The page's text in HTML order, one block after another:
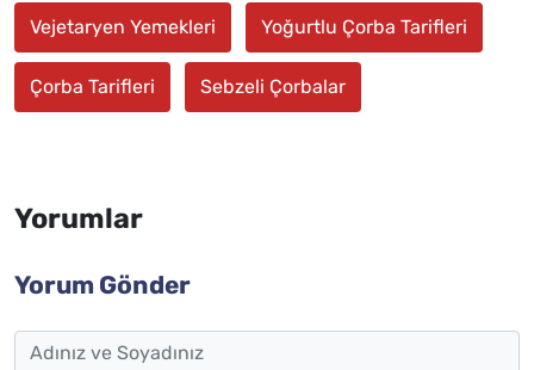
Vejetaryen Yemekleri Yoğurtlu Çorba Tarifleri
Çorba Tarifleri Sebzeli Çorbalar
Yorumlar
Yorum Gönder